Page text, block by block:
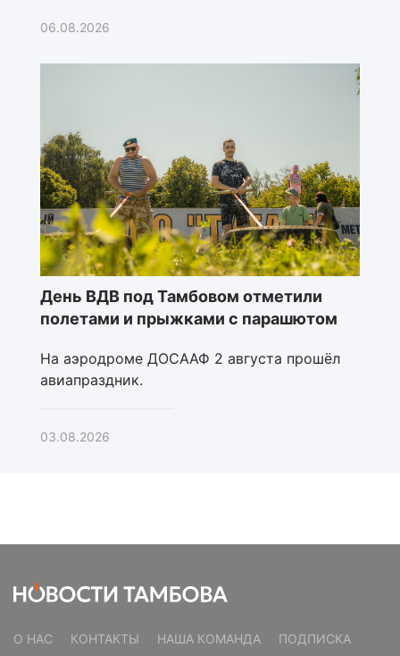
06.08.2026
День ВДВ под Тамбовом отметили
полетами и прыжками с парашютом
На аэродроме ДОСААФ 2 августа прошёл
авиапраздник.
03.08.2026
О НАС КОНТАКТЫ НАША КОМАНДА ПОДПИСКА